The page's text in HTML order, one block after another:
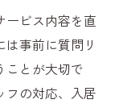
ービス内容を直
事前に質問リ
ことが大切で
フの対応、入居